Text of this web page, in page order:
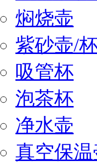
焖烧壶
紫砂壶/
吸管杯
泡茶杯
净水壶
真空保温